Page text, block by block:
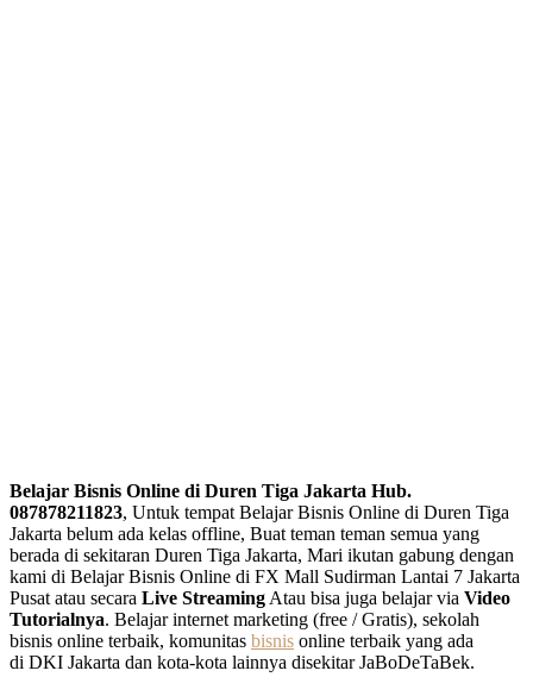
Belajar Bisnis Online di Duren Tiga Jakarta Hub.
087878211823, Untuk tempat Belajar Bisnis Online di Duren Tiga
Jakarta belum ada kelas offline, Buat teman teman semua yang
berada di sekitaran Duren Tiga Jakarta, Mari ikutan gabung dengan
kami di Belajar Bisnis Online di FX Mall Sudirman Lantai 7 Jakarta
Pusat atau secara Live Streaming Atau bisa juga belajar via Video
Tutorialnya. Belajar internet marketing (free / Gratis), sekolah
bisnis online terbaik, komunitas bisnis online terbaik yang ada
di DKI Jakarta dan kota-kota lainnya disekitar JaBoDeTaBek.